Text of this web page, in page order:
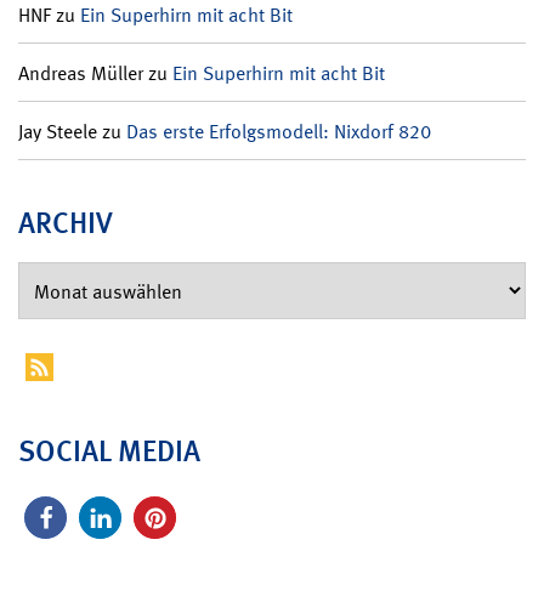
HNFzu Ein Superhirn mit acht Bit
Andreas Müllerzu Ein Superhirn mit acht Bit
Jay Steelezu Das erste Erfolgsmodell: Nixdorf 820
ARCHIV
SOCIAL MEDIA